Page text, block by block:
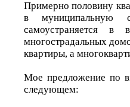
Примерно половину
в муниципальную
самоустраняется в
многострадальных
квартиры, а
Мое предложение по
следующем: